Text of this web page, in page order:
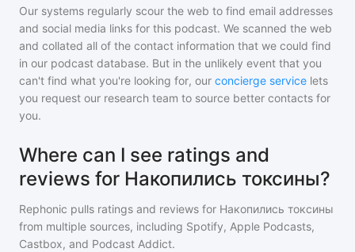
Our systems regularly scour the web to find email addresses
and social media links for this podcast. We scanned the web
and collated all of the contact information that we could find
in our podcast database. But in the unlikely event that you
can't find what you're looking for, our concierge service lets
you request our research team to source better contacts for
you.
Where can I see ratings and
reviews for Накопились токсины?
Rephonic pulls ratings and reviews for Накопились токсины
from multiple sources, including Spotify, Apple Podcasts,
Castbox, and Podcast Addict.